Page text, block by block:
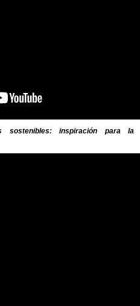
sostenibles: inspiración para la